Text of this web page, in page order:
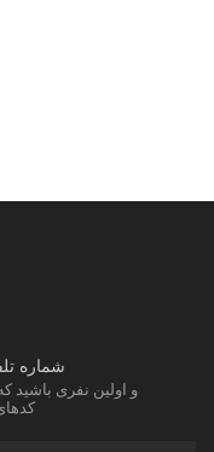
شماره
و اولین نفری باشید